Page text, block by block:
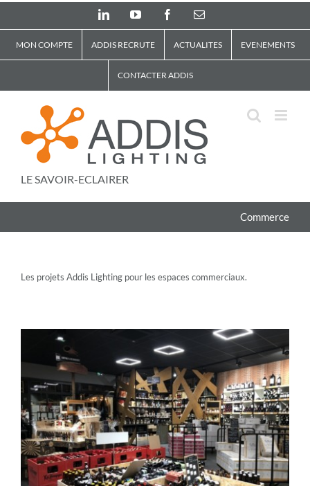
LinkedInYouTube FacebookEmail
MON COMPTE ADDIS RECRUTE ACTUALITES EVENEMENTS
CONTACTER ADDIS
LE SAVOIR-ECLAIRER
Commerce
Les projets Addis Lighting pour les espaces commerciaux.